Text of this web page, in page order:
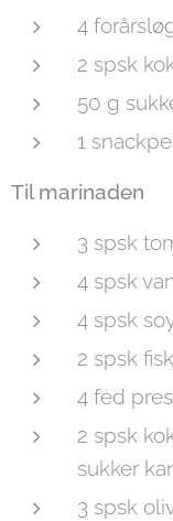
4
2 spsk
50 g
1
Til marinaden
3 spsk
4 spsk
4 spsk
2 spsk
4 fed
2 spsk
sukker
3 spsk